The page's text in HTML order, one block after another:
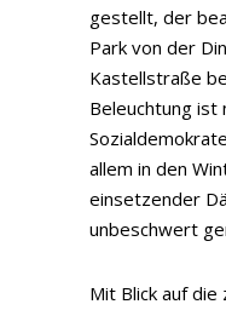
gestellt, der
Park von der
Kastellstraße
Beleuchtung ist
allem in den
einsetzender
unbeschwert
Mit Blick auf die